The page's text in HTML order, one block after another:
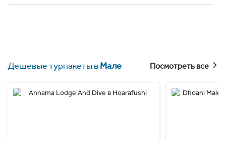
Дешевые турпакеты вМале Посмотреть все